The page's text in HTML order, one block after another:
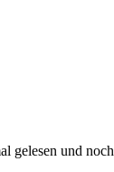
gelesen und